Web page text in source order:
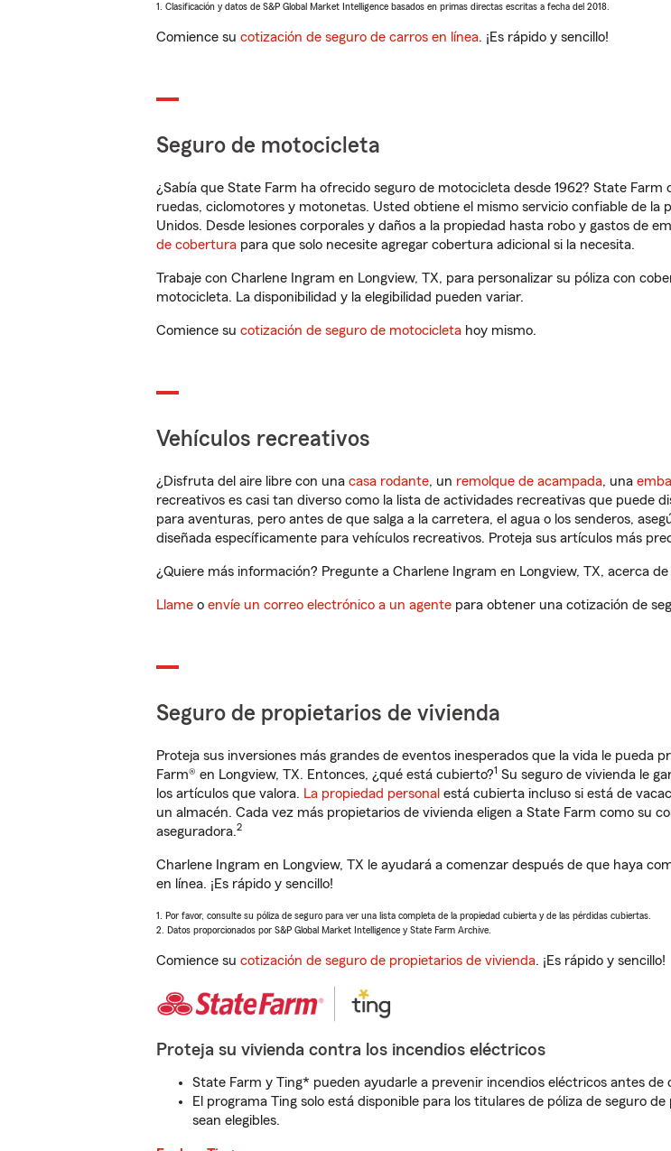
1. Clasificación y datos de S&P Global Market Intelligence basados en primas directas escritas a fecha del 2018.
Comience su cotización de seguro de carros en línea. ¡Es rápido y sencillo!
Seguro de motocicleta
¿Sabía que State Farm ha ofrecido seguro de motocicleta desde 1962? State
ruedas, ciclomotores y motonetas. Usted obtiene el mismo servicio confiable de la
Unidos. Desde lesiones corporales y daños a la propiedad hasta robo y gastos de
de cobertura para que solo necesite agregar cobertura adicional si la necesita.
Trabaje con Charlene Ingram en Longview, TX, para personalizar su póliza con
motocicleta. La disponibilidad y la elegibilidad pueden variar.
Comience su cotización de seguro de motocicleta hoy mismo.
Vehículos recreativos
¿Disfruta del aire libre con una casa rodante, un remolque de acampada, una
recreativos es casi tan diverso como la lista de actividades recreativas que puede
para aventuras, pero antes de que salga a la carretera, el agua o los senderos,
diseñada específicamente para vehículos recreativos. Proteja sus artículos más
¿Quiere más información? Pregunte a Charlene Ingram en Longview, TX, acerca
Llame o envíe un correo electrónico a un agente para obtener una cotización de
Seguro de propietarios de vivienda
Proteja sus inversiones más grandes de eventos inesperados que la vida le pueda
Farm® en Longview, TX. Entonces, ¿qué está cubierto?1 Su seguro de vivienda le
los artículos que valora. La propiedad personal está cubierta incluso si está de
un almacén. Cada vez más propietarios de vivienda eligen a State Farm como su
aseguradora.2
Charlene Ingram en Longview, TX le ayudará a comenzar después de que haya
en línea. ¡Es rápido y sencillo!
1. Por favor, consulte su póliza de seguro para ver una lista completa de la propiedad cubierta y de las pérdidas cubiertas.
2. Datos proporcionados por S&P Global Market Intelligence y State Farm Archive.
Comience su cotización de seguro de propietarios de vivienda. ¡Es rápido y sencillo!
Proteja su vivienda contra los incendios eléctricos
State Farm y Ting* pueden ayudarle a prevenir incendios eléctricos antes
El programa Ting solo está disponible para los titulares de póliza de seguro
sean elegibles.